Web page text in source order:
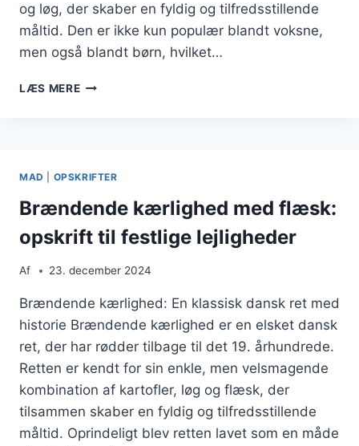
og løg, der skaber en fyldig og tilfredsstillende
måltid. Den er ikke kun populær blandt voksne,
men også blandt børn, hvilket…
LÆS MEREBRÆNDENDE
MAD OPSKRIFTER
Brændende kærlighed med flæsk:
opskrift til festlige lejligheder
Af 23. december 2024
Brændende kærlighed: En klassisk dansk ret med
historie Brændende kærlighed er en elsket dansk
ret, der har rødder tilbage til det 19. århundrede.
Retten er kendt for sin enkle, men velsmagende
kombination af kartofler, løg og flæsk, der
tilsammen skaber en fyldig og tilfredsstillende
måltid. Oprindeligt blev retten lavet som en måde